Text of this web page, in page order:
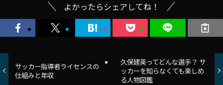
よかったらシェアしてね！
サッカー指導者ライセンスの
仕組みと年収
久保建英ってどんな選手？ サ
ッカーを知らなくても楽しめ
る人物図鑑